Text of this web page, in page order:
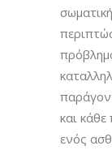
και κάθε
ενός